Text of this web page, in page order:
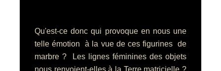
Qu'est-ce donc qui provoque en nous une
telle émotion à la vue de ces figurines de
marbre ? Les lignes féminines des objets
nous renvoient-elles à la Terre matricielle ?